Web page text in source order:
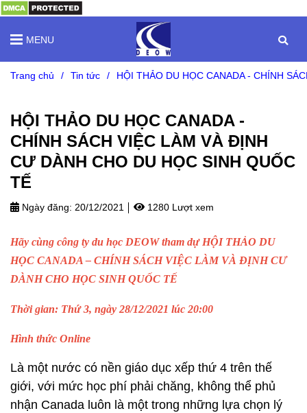
MENU
Trang chủ / Tin tức / HỘI THẢO DU HỌC CANADA - CHÍNH
HỘI THẢO DU HỌC CANADA -
CHÍNH SÁCH VIỆC LÀM VÀ ĐỊNH
CƯ DÀNH CHO DU HỌC SINH QUỐC
TẾ
Ngày đăng: 20/12/2021 1280 Lượt xem
Hãy cùng công ty du học DEOW tham dự HỘI THẢO DU
HỌC CANADA – CHÍNH SÁCH VIỆC LÀM VÀ ĐỊNH CƯ
DÀNH CHO HỌC SINH QUỐC TẾ
Thời gian: Thứ 3, ngày 28/12/2021 lúc 20:00
Hình thức Online
Là một nước có nền giáo dục xếp thứ 4 trên thế
giới, với mức học phí phải chăng, không thể phủ
nhận Canada luôn là một trong những lựa chọn lý